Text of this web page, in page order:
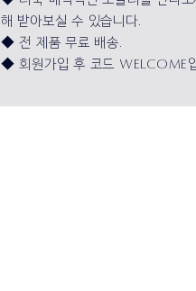
해 받아보실 수 있습니다.
◆ 전 제품 무료 배송.
◆ 회원가입 후 코드 WELCOME